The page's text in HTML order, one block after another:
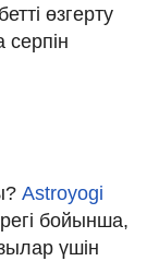
өзгерту
Astroyogi
бойынша,
үшін